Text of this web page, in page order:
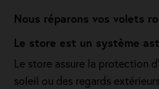
Nous réparons vos volets
Le store est un système
Le store assure la protection
soleil ou des regards